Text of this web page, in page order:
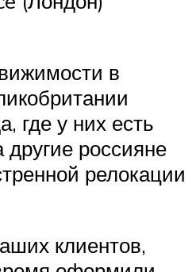
в
где у них есть
другие россияне
релокации
клиентов,